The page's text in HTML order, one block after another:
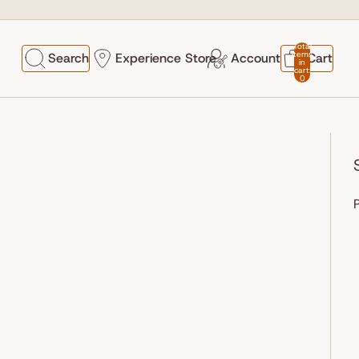
Search Experience Store Account
Total
items
in
cart:
0
Cart